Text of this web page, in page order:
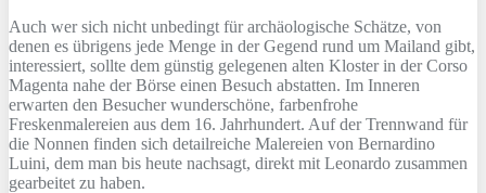
Auch wer sich nicht unbedingt für archäologische Schätze, von
denen es übrigens jede Menge in der Gegend rund um Mailand gibt,
interessiert, sollte dem günstig gelegenen alten Kloster in der Corso
Magenta nahe der Börse einen Besuch abstatten. Im Inneren
erwarten den Besucher wunderschöne, farbenfrohe
Freskenmalereien aus dem 16. Jahrhundert. Auf der Trennwand für
die Nonnen finden sich detailreiche Malereien von Bernardino
Luini, dem man bis heute nachsagt, direkt mit Leonardo zusammen
gearbeitet zu haben.